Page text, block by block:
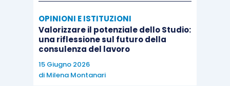
OPINIONI E ISTITUZIONI
Valorizzare il potenziale dello Studio:
una riflessione sul futuro della
consulenza del lavoro
15 Giugno 2026
di Milena Montanari